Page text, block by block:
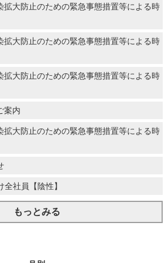
拡大防止のための緊急事態措置等による時
拡大防止のための緊急事態措置等による時
拡大防止のための緊急事態措置等による時
案内
拡大防止のための緊急事態措置等による時
社員【陰性】
もっとみる